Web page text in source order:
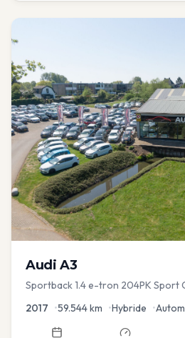
Audi A3
Sportback 1.4 e-tron 204PK Sport
2017 •59.544km •Hybride •